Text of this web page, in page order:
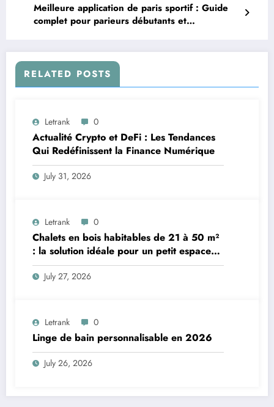
Meilleure application de paris sportif : Guide
complet pour parieurs débutants et
RELATED POSTS
Letrank 0
Actualité Crypto et DeFi : Les Tendances
Qui Redéfinissent la Finance Numérique
July 31, 2026
Letrank 0
Chalets en bois habitables de 21 à 50 m²
: la solution idéale pour un petit espace
de vie
July 27, 2026
Letrank 0
Linge de bain personnalisable en 2026
July 26, 2026